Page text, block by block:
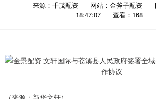
来源：千茂配资 网站：金斧子配资
18:47:07
查看：168
（来源：新华文轩）